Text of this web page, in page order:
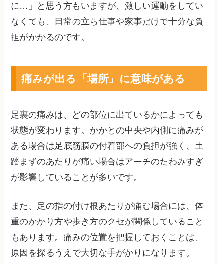
に…」と思う方もいますが、激しい運動をしてい
なくても、日常の立ち仕事や家事だけで十分な負
担がかかるのです。
痛みが出る「場所」に意味がある
足裏の痛みは、どの部位に出ているかによっても
状態が変わります。かかとの中央や内側に痛みが
ある場合は足底筋膜の付着部への負担が強く、土
踏まずのあたりが痛い場合はアーチのたわみすぎ
が影響していることが多いです。
また、足の指の付け根あたりが痛む場合には、体
重のかかり方や歩き方のクセが関係していること
もあります。痛みの位置を把握しておくことは、
原因を探るうえで大切な手がかりになります。